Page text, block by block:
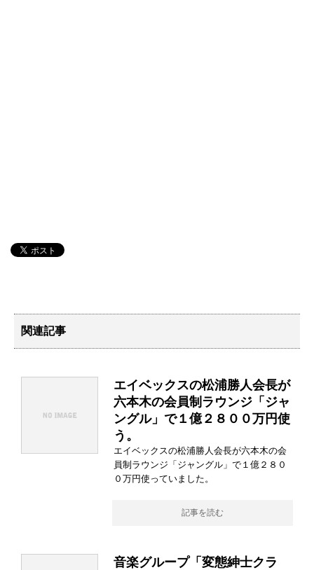
関連記事
エイベックスの松浦勝人会長が
六本木の会員制ラウンジ「ジャ
ングル」で１億２８００万円使
う。
エイベックスの松浦勝人会長が六本木の会
員制ラウンジ「ジャングル」で１億２８０
０万円使っていました。
記事を読む
音楽グループ「変態紳士クラ